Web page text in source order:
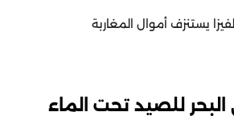
يستنزف أموال المغاربة
للصيد تحت الماء